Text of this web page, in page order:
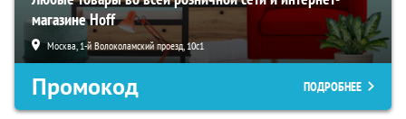
магазине Hoff
Москва, 1-й Волоколамский проезд, 10с1
Промокод ПОДРОБНЕЕ